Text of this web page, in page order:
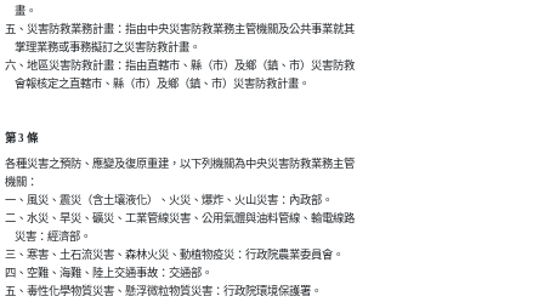
    畫。
五、災害防救業務計畫：指由中央災害防救業務主管機關及公共事業就其
    掌理業務或事務擬訂之災害防救計畫。
六、地區災害防救計畫：指由直轄市、縣（市）及鄉（鎮、市）災害防救
    會報核定之直轄市、縣（市）及鄉（鎮、市）災害防救計畫。
第 3 條
各種災害之預防、應變及復原重建，以下列機關為中央災害防救業務主管
機關：
一、風災、震災（含土壤液化）、火災、爆炸、火山災害：內政部。
二、水災、旱災、礦災、工業管線災害、公用氣體與油料管線、輸電線路
    災害：經濟部。
三、寒害、土石流災害、森林火災、動植物疫災：行政院農業委員會。
四、空難、海難、陸上交通事故：交通部。
五、毒性化學物質災害、懸浮微粒物質災害：行政院環境保護署。